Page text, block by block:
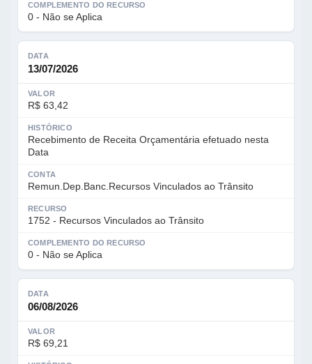
COMPLEMENTO DO RECURSO
0 - Não se Aplica
DATA
13/07/2026
VALOR
R$ 63,42
HISTÓRICO
Recebimento de Receita Orçamentária efetuado nesta
Data
CONTA
Remun.Dep.Banc.Recursos Vinculados ao Trânsito
RECURSO
1752 - Recursos Vinculados ao Trânsito
COMPLEMENTO DO RECURSO
0 - Não se Aplica
DATA
06/08/2026
VALOR
R$ 69,21